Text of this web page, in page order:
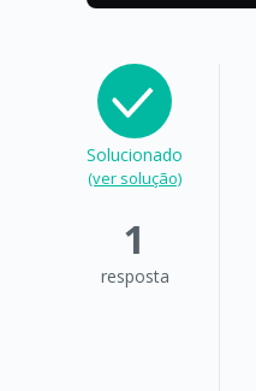
Solucionado
(ver solução)
1
resposta